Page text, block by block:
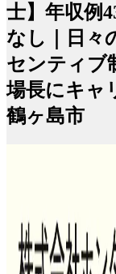
士】年収例
なし｜日々
センティブ
場長にキャ
鶴ヶ島市